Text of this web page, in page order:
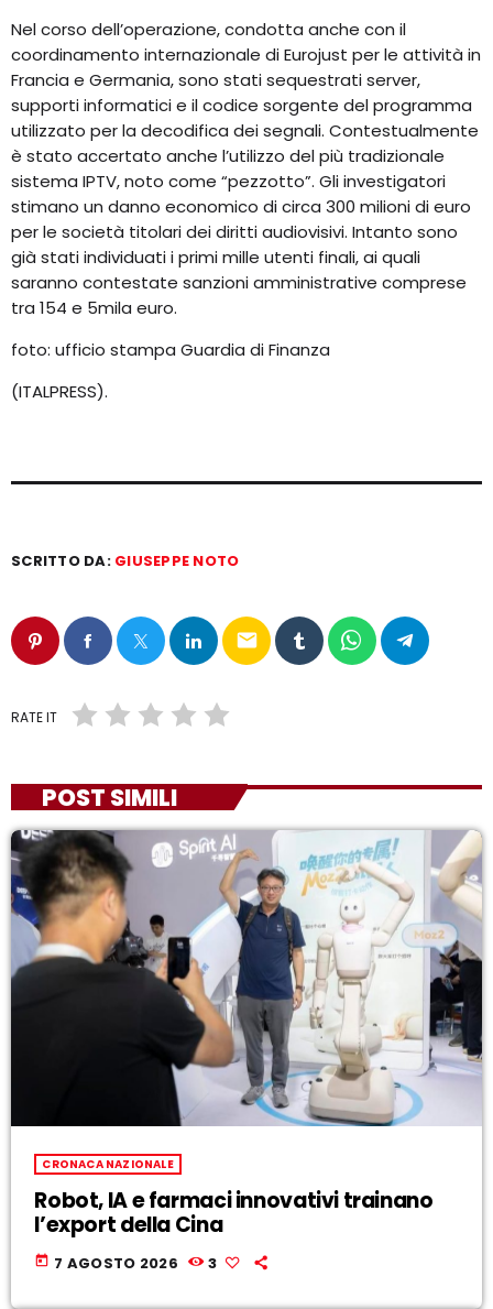
Nel corso dell’operazione, condotta anche con il
coordinamento internazionale di Eurojust per le attività in
Francia e Germania, sono stati sequestrati server,
supporti informatici e il codice sorgente del programma
utilizzato per la decodifica dei segnali. Contestualmente
è stato accertato anche l’utilizzo del più tradizionale
sistema IPTV, noto come “pezzotto”. Gli investigatori
stimano un danno economico di circa 300 milioni di euro
per le società titolari dei diritti audiovisivi. Intanto sono
già stati individuati i primi mille utenti finali, ai quali
saranno contestate sanzioni amministrative comprese
tra 154 e 5mila euro.
foto: ufficio stampa Guardia di Finanza
(ITALPRESS).
SCRITTO DA: GIUSEPPE NOTO
email
RATE IT
POST SIMILI
CRONACA NAZIONALE
Robot, IA e farmaci innovativi trainano
l’export della Cina
today 7 AGOSTO 2026 3